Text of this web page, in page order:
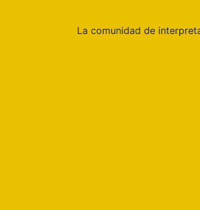
La comunidad de